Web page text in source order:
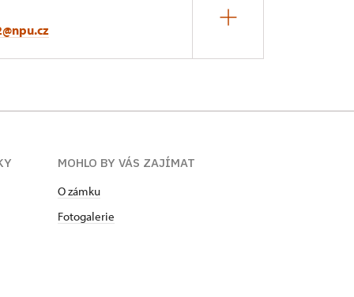
MOHLO BY VÁS ZAJÍMAT
O zámku
Fotogalerie